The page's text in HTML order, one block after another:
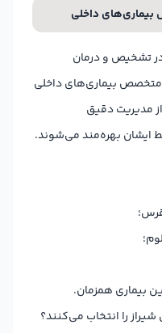
داخلی
در تشخیص و درمان
متخصص بیماری‌های داخلی
مدیریت دقیق
ایشان بهره‌مند می‌شوند.
بیماری همزمان.
شیراز را انتخاب می‌کنند؟